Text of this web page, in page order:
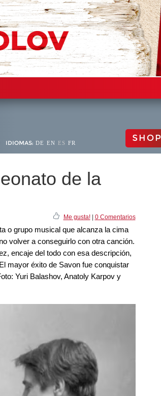
IDIOMAS: DE EN ES FR SHOP
de la
Me gusta!| 0 Comentarios
o grupo musical que alcanza la cima
volver a conseguirlo con otra canción.
encaje del todo con esa descripción,
mayor éxito de Savon fue conquistar
Yuri Balashov, Anatoly Karpov y